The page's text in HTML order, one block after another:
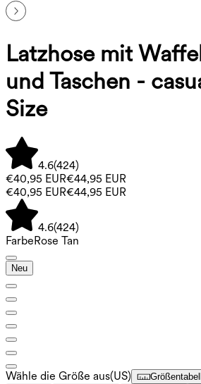
Latzhose mit
und Taschen -
Size
4.6(424)
€40,95 EUR€44,95 EUR
€40,95 EUR€44,95 EUR
4.6(424)
FarbeRose Tan
Neu
Wähle die Größe aus(US)